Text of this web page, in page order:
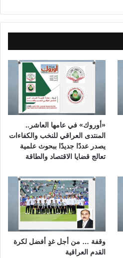
«أوروك» في عامها العاشر..
المنتدى العراقي للنخب والكفاءات
يصدر عددًا جديدًا ببحوث علمية
تعالج قضايا الاقتصاد والطاقة
وقفة … من أجل غدٍ أفضل لكرة
القدم العراقية